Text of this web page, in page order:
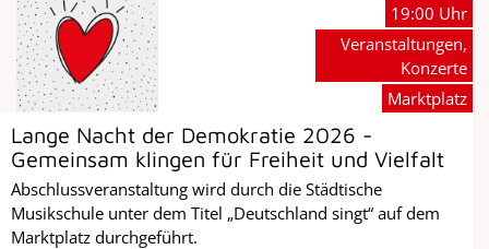
Lange Nacht der Demokratie 2026 -
Gemeinsam klingen für Freiheit und Vielfalt
Abschlussveranstaltung wird durch die Städtische
Musikschule unter dem Titel „Deutschland singt“ auf dem
Marktplatz durchgeführt.
19:00 Uhr
Veranstaltungen,
Konzerte
Marktplatz